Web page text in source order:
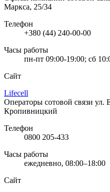
Маркса, 25/34
Телефон
+380 (44) 240-00-00
Часы работы
пн-пт 09:00-19:00; сб
Сайт
Lifecell
Операторы сотовой связи ул.
Кропивницкий
Телефон
0800 205-433
Часы работы
ежедневно, 08:00–18:00
Сайт